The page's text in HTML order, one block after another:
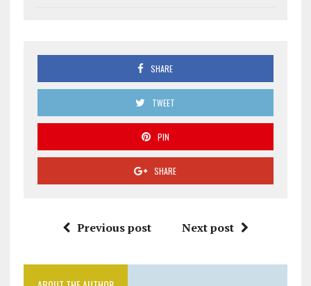
SHARE
TWEET
PIN
SHARE
Previous post Next post